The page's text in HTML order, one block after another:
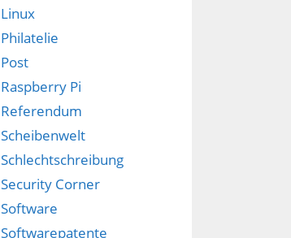
Linux
Philatelie
Post
Raspberry Pi
Referendum
Scheibenwelt
Schlechtschreibung
Security Corner
Software
Softwarepatente